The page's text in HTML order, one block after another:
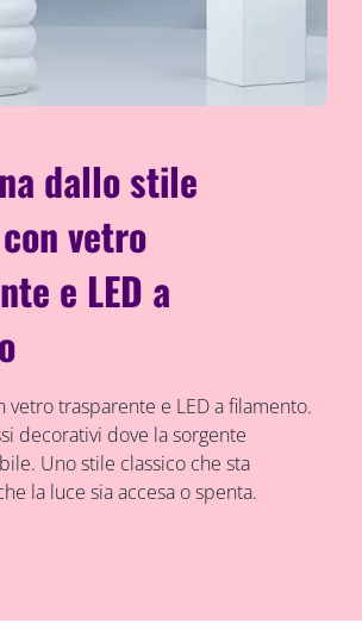
dallo stile
vetro
e LED a
vetro trasparente e LED a filamento.
decorativi dove la sorgente
Uno stile classico che sta
la luce sia accesa o spenta.